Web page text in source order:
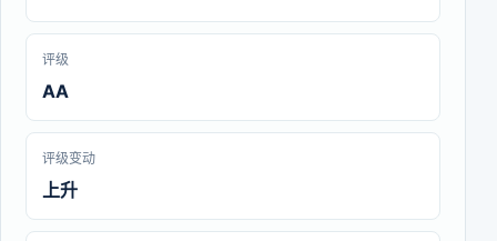
评级
AA
评级变动
上升